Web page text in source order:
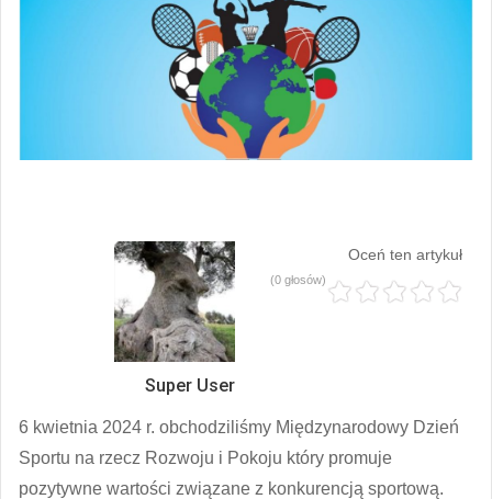
Super User
Oceń ten artykuł
(0 głosów)
6 kwietnia 2024 r. obchodziliśmy Międzynarodowy Dzień
Sportu na rzecz Rozwoju i Pokoju który promuje
pozytywne wartości związane z konkurencją sportową.